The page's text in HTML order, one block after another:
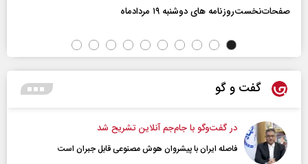
صفحات‌نخست‌روزنامه ها‌ی دوشنبه ۱۹ مردادماه
گفت و گو
در گفت‌و‌گو با جام‌جم آنلاین تشریح شد
فاصله ایران با پیشرو‌ان هوش مصنوعی قابل جبران است